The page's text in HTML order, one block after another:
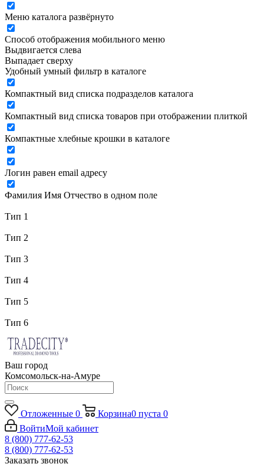
Меню каталога развёрнуто
Способ отображения мобильного меню
Выдвигается слева
Выпадает сверху
Удобный умный фильтр в каталоге
Компактный вид списка подразделов каталога
Компактный вид списка товаров при отображении плиткой
Компактные хлебные крошки в каталоге
Логин равен email адресу
Фамилия Имя Отчество в одном поле
Тип 1
Тип 2
Тип 3
Тип 4
Тип 5
Тип 6
Ваш город
Комсомольск-на-Амуре
Отложенные 0 Корзина0 пуста 0
ВойтиМой кабинет
8 (800) 777-62-53
8 (800) 777-62-53
Заказать звонок